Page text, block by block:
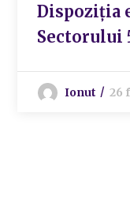
Dispoziția
Sectorului
Ionut 26